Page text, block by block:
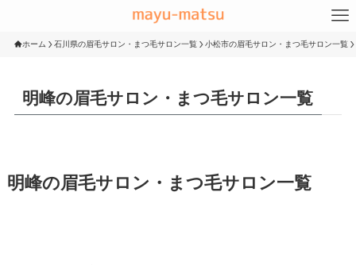
ホーム 石川県の眉毛サロン・まつ毛サロン一覧 小松市の眉毛サロン・まつ毛サロン一覧
明峰の眉毛サロン・まつ毛サロン一覧
明峰の眉毛サロン・まつ毛サロン一覧